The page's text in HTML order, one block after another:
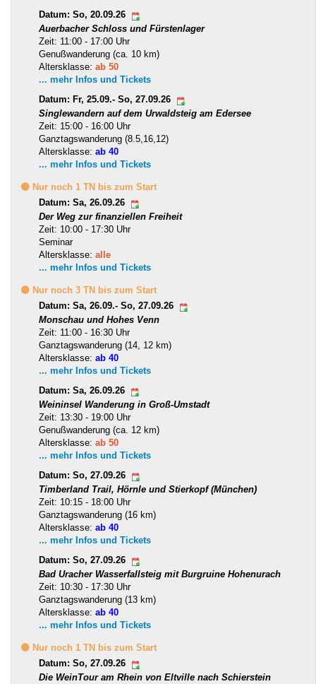
Datum: So, 20.09.26
Auerbacher Schloss und Fürstenlager
Zeit: 11:00 - 17:00 Uhr
Genußwanderung (ca. 10 km)
Altersklasse: ab 50
... mehr Infos und Tickets
Datum: Fr, 25.09.- So, 27.09.26
Singlewandern auf dem Urwaldsteig am Edersee
Zeit: 15:00 - 16:00 Uhr
Ganztagswanderung (8.5,16,12)
Altersklasse: ab 40
... mehr Infos und Tickets
🟡 Nur noch 1 TN bis zum Start
Datum: Sa, 26.09.26
Der Weg zur finanziellen Freiheit
Zeit: 10:00 - 17:30 Uhr
Seminar
Altersklasse: alle
... mehr Infos und Tickets
🟡 Nur noch 3 TN bis zum Start
Datum: Sa, 26.09.- So, 27.09.26
Monschau und Hohes Venn
Zeit: 11:00 - 16:30 Uhr
Ganztagswanderung (14, 12 km)
Altersklasse: ab 40
... mehr Infos und Tickets
Datum: Sa, 26.09.26
Weininsel Wanderung in Groß-Umstadt
Zeit: 13:30 - 19:00 Uhr
Genußwanderung (ca. 12 km)
Altersklasse: ab 50
... mehr Infos und Tickets
Datum: So, 27.09.26
Timberland Trail, Hörnle und Stierkopf (München)
Zeit: 10:15 - 18:00 Uhr
Ganztagswanderung (16 km)
Altersklasse: ab 40
... mehr Infos und Tickets
Datum: So, 27.09.26
Bad Uracher Wasserfallsteig mit Burgruine Hohenurach
Zeit: 10:30 - 17:30 Uhr
Ganztagswanderung (13 km)
Altersklasse: ab 40
... mehr Infos und Tickets
🟡 Nur noch 1 TN bis zum Start
Datum: So, 27.09.26
Die WeinTour am Rhein von Eltville nach Schierstein